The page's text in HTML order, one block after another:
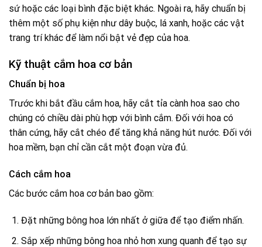
sứ hoặc các loại bình đặc biệt khác. Ngoài ra, hãy chuẩn bị
thêm một số phụ kiện như dây buộc, lá xanh, hoặc các vật
trang trí khác để làm nổi bật vẻ đẹp của hoa.
Kỹ thuật cắm hoa cơ bản
Chuẩn bị hoa
Trước khi bắt đầu cắm hoa, hãy cắt tỉa cành hoa sao cho
chúng có chiều dài phù hợp với bình cắm. Đối với hoa có
thân cứng, hãy cắt chéo để tăng khả năng hút nước. Đối với
hoa mềm, bạn chỉ cần cắt một đoạn vừa đủ.
Cách cắm hoa
Các bước cắm hoa cơ bản bao gồm:
Đặt những bông hoa lớn nhất ở giữa để tạo điểm nhấn.
Sắp xếp những bông hoa nhỏ hơn xung quanh để tạo sự